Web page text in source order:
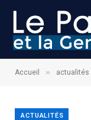
Accueil » actualités
ACTUALITÉS